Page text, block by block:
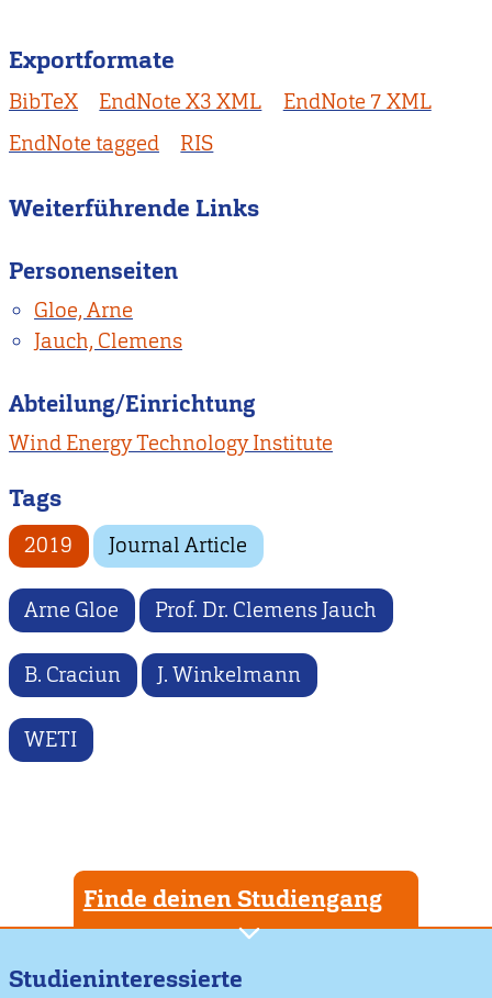
Exportformate
BibTeX EndNote X3 XML
EndNote 7 XML
EndNote tagged
RIS
Weiterführende Links
Personenseiten
Gloe, Arne
Jauch, Clemens
Abteilung/Einrichtung
Wind Energy Technology Institute
Tags
2019 Journal Article
Arne Gloe Prof. Dr. Clemens Jauch
B. Craciun J. Winkelmann
WETI
Finde deinen Studiengang
Studieninteressierte